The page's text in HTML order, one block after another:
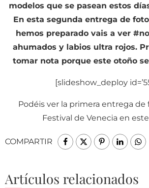
modelos que se pasean estos
En esta segunda entrega de
hemos preparado vais a ver
ahumados y labios ultra rojos.
tomar nota porque este otoño
[slideshow_deploy
Podéis ver la primera entrega de
Festival de Venecia en este
COMPARTIR
Artículos relacionados